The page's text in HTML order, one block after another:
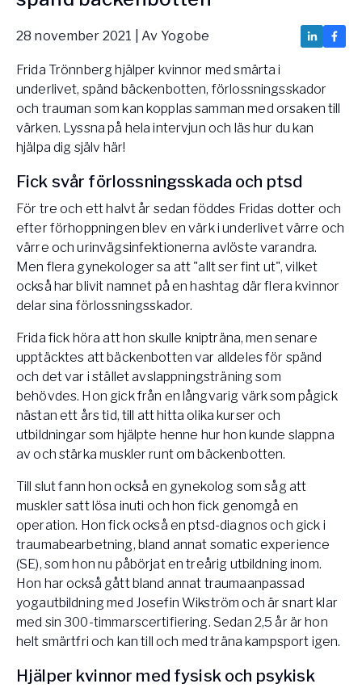
Yogobe Health & Care
global_menu.more.far.title
global_menu.more.far.desc
For bedrifter og arbeidsgivere
Støtte til arbeidsgivere, forsikringsselskaper og
organisasjoner
Arbeidsgivere
Pausa Smart
Yogobe för yogalærere
Hotell & konferanse
28 november 2021 | Av Yogobe
Frida Trönnberg hjälper kvinnor med smärta i
underlivet, spänd bäckenbotten, förlossningsskador
och trauman som kan kopplas samman med orsaken till
värken. Lyssna på hela intervjun och läs hur du kan
hjälpa dig själv här!
Fick svår förlossningsskada och ptsd
För tre och ett halvt år sedan föddes Fridas dotter och
efter förhoppningen blev en värk i underlivet värre och
värre och urinvägsinfektionerna avlöste varandra.
Men flera gynekologer sa att "allt ser fint ut", vilket
också har blivit namnet på en hashtag där flera kvinnor
delar sina förlossningsskador.
Frida fick höra att hon skulle knipträna, men senare
upptäcktes att bäckenbotten var alldeles för spänd
och det var i stället avslappningsträning som
behövdes. Hon gick från en långvarig värk som pågick
nästan ett års tid, till att hitta olika kurser och
utbildningar som hjälpte henne hur hon kunde slappna
av och stärka muskler runt om bäckenbotten.
Till slut fann hon också en gynekolog som såg att
muskler satt lösa inuti och hon fick genomgå en
operation. Hon fick också en ptsd-diagnos och gick i
traumabearbetning, bland annat somatic experience
(SE), som hon nu påbörjat en treårig utbildning inom.
Hon har också gått bland annat traumaanpassad
yogautbildning med Josefin Wikström och är snart klar
med sin 300-timmarscertifiering. Sedan 2,5 år är hon
helt smärtfri och kan till och med träna kampsport igen.
Hjälper kvinnor med fysisk och psykisk